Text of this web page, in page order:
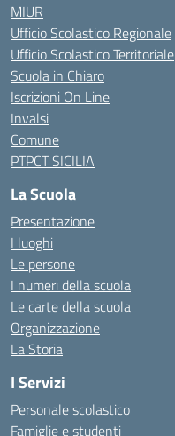
MIUR
Ufficio Scolastico Regionale
Ufficio Scolastico Territoriale
Scuola in Chiaro
Iscrizioni On Line
Invalsi
Comune
PTPCT SICILIA
La Scuola
Presentazione
I luoghi
Le persone
I numeri della scuola
Le carte della scuola
Organizzazione
La Storia
I Servizi
Personale scolastico
Famiglie e studenti